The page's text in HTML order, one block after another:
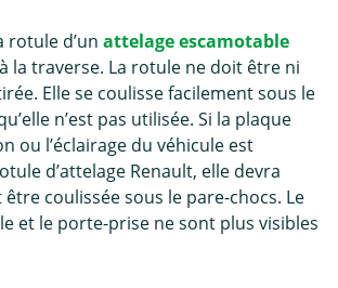
rotule d’un attelage escamotable
la traverse. La rotule ne doit être ni
Elle se coulisse facilement sous le
n’est pas utilisée. Si la plaque
ou l’éclairage du véhicule est
d’attelage Renault, elle devra
coulissée sous le pare-chocs. Le
et le porte-prise ne sont plus visibles